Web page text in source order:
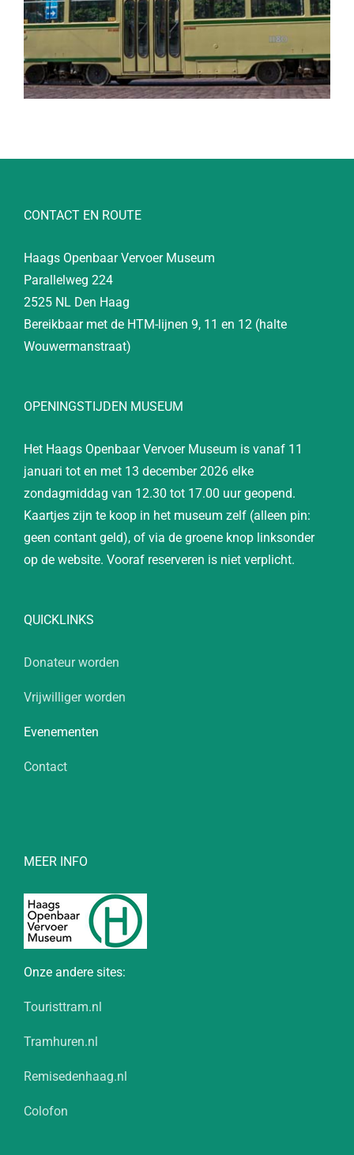
CONTACT EN ROUTE
Haags Openbaar Vervoer Museum
Parallelweg 224
2525 NL Den Haag
Bereikbaar met de HTM-lijnen 9, 11 en 12 (halte
Wouwermanstraat)
OPENINGSTIJDEN MUSEUM
Het Haags Openbaar Vervoer Museum is vanaf 11
januari tot en met 13 december 2026 elke
zondagmiddag van 12.30 tot 17.00 uur geopend.
Kaartjes zijn te koop in het museum zelf (alleen pin:
geen contant geld), of via de groene knop linksonder
op de website. Vooraf reserveren is niet verplicht.
QUICKLINKS
Donateur worden
Vrijwilliger worden
Evenementen
Contact
MEER INFO
Onze andere sites:
Touristtram.nl
Tramhuren.nl
Remisedenhaag.nl
Colofon